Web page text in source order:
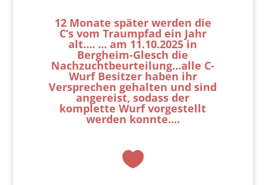
12 Monate später werden die
C‘s vom Traumpfad ein Jahr
alt…. ... am 11.10.2025 in
Bergheim-Glesch die
Nachzuchtbeurteilung...alle C-
Wurf Besitzer haben ihr
Versprechen gehalten und sind
angereist, sodass der
komplette Wurf vorgestellt
werden konnte....
